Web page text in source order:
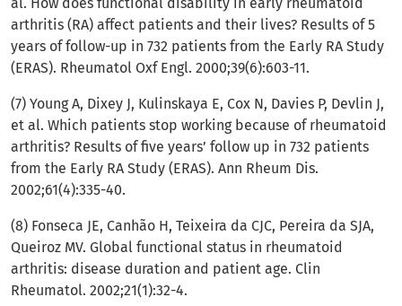
al. How does functional disability in early rheumatoid
arthritis (RA) affect patients and their lives? Results of 5
years of follow-up in 732 patients from the Early RA Study
(ERAS). Rheumatol Oxf Engl. 2000;39(6):603-11.
(7) Young A, Dixey J, Kulinskaya E, Cox N, Davies P, Devlin J,
et al. Which patients stop working because of rheumatoid
arthritis? Results of five years’ follow up in 732 patients
from the Early RA Study (ERAS). Ann Rheum Dis.
2002;61(4):335-40.
(8) Fonseca JE, Canhão H, Teixeira da CJC, Pereira da SJA,
Queiroz MV. Global functional status in rheumatoid
arthritis: disease duration and patient age. Clin
Rheumatol. 2002;21(1):32-4.